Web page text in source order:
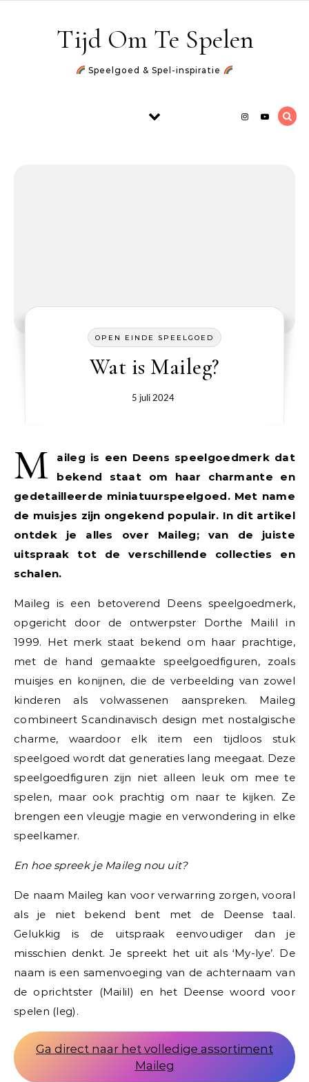
Tijd Om Te Spelen
Speelgoed & Spel-inspiratie
OPEN EINDE SPEELGOED
Wat is Maileg?
5 juli 2024
M
aileg is een Deens speelgoedmerk dat
bekend staat om haar charmante en
gedetailleerde miniatuurspeelgoed. Met name
de muisjes zijn ongekend populair. In dit artikel
ontdek je alles over Maileg; van de juiste
uitspraak tot de verschillende collecties en
schalen.
Maileg is een betoverend Deens speelgoedmerk,
opgericht door de ontwerpster Dorthe Mailil in
1999. Het merk staat bekend om haar prachtige,
met de hand gemaakte speelgoedfiguren, zoals
muisjes en konijnen, die de verbeelding van zowel
kinderen als volwassenen aanspreken. Maileg
combineert Scandinavisch design met nostalgische
charme, waardoor elk item een tijdloos stuk
speelgoed wordt dat generaties lang meegaat. Deze
speelgoedfiguren zijn niet alleen leuk om mee te
spelen, maar ook prachtig om naar te kijken. Ze
brengen een vleugje magie en verwondering in elke
speelkamer.
En hoe spreek je Maileg nou uit?
De naam Maileg kan voor verwarring zorgen, vooral
als je niet bekend bent met de Deense taal.
Gelukkig is de uitspraak eenvoudiger dan je
misschien denkt. Je spreekt het uit als ‘My-lye’. De
naam is een samenvoeging van de achternaam van
de oprichtster (Mailil) en het Deense woord voor
spelen (leg).
Ga direct naar het volledige assortiment
Maileg